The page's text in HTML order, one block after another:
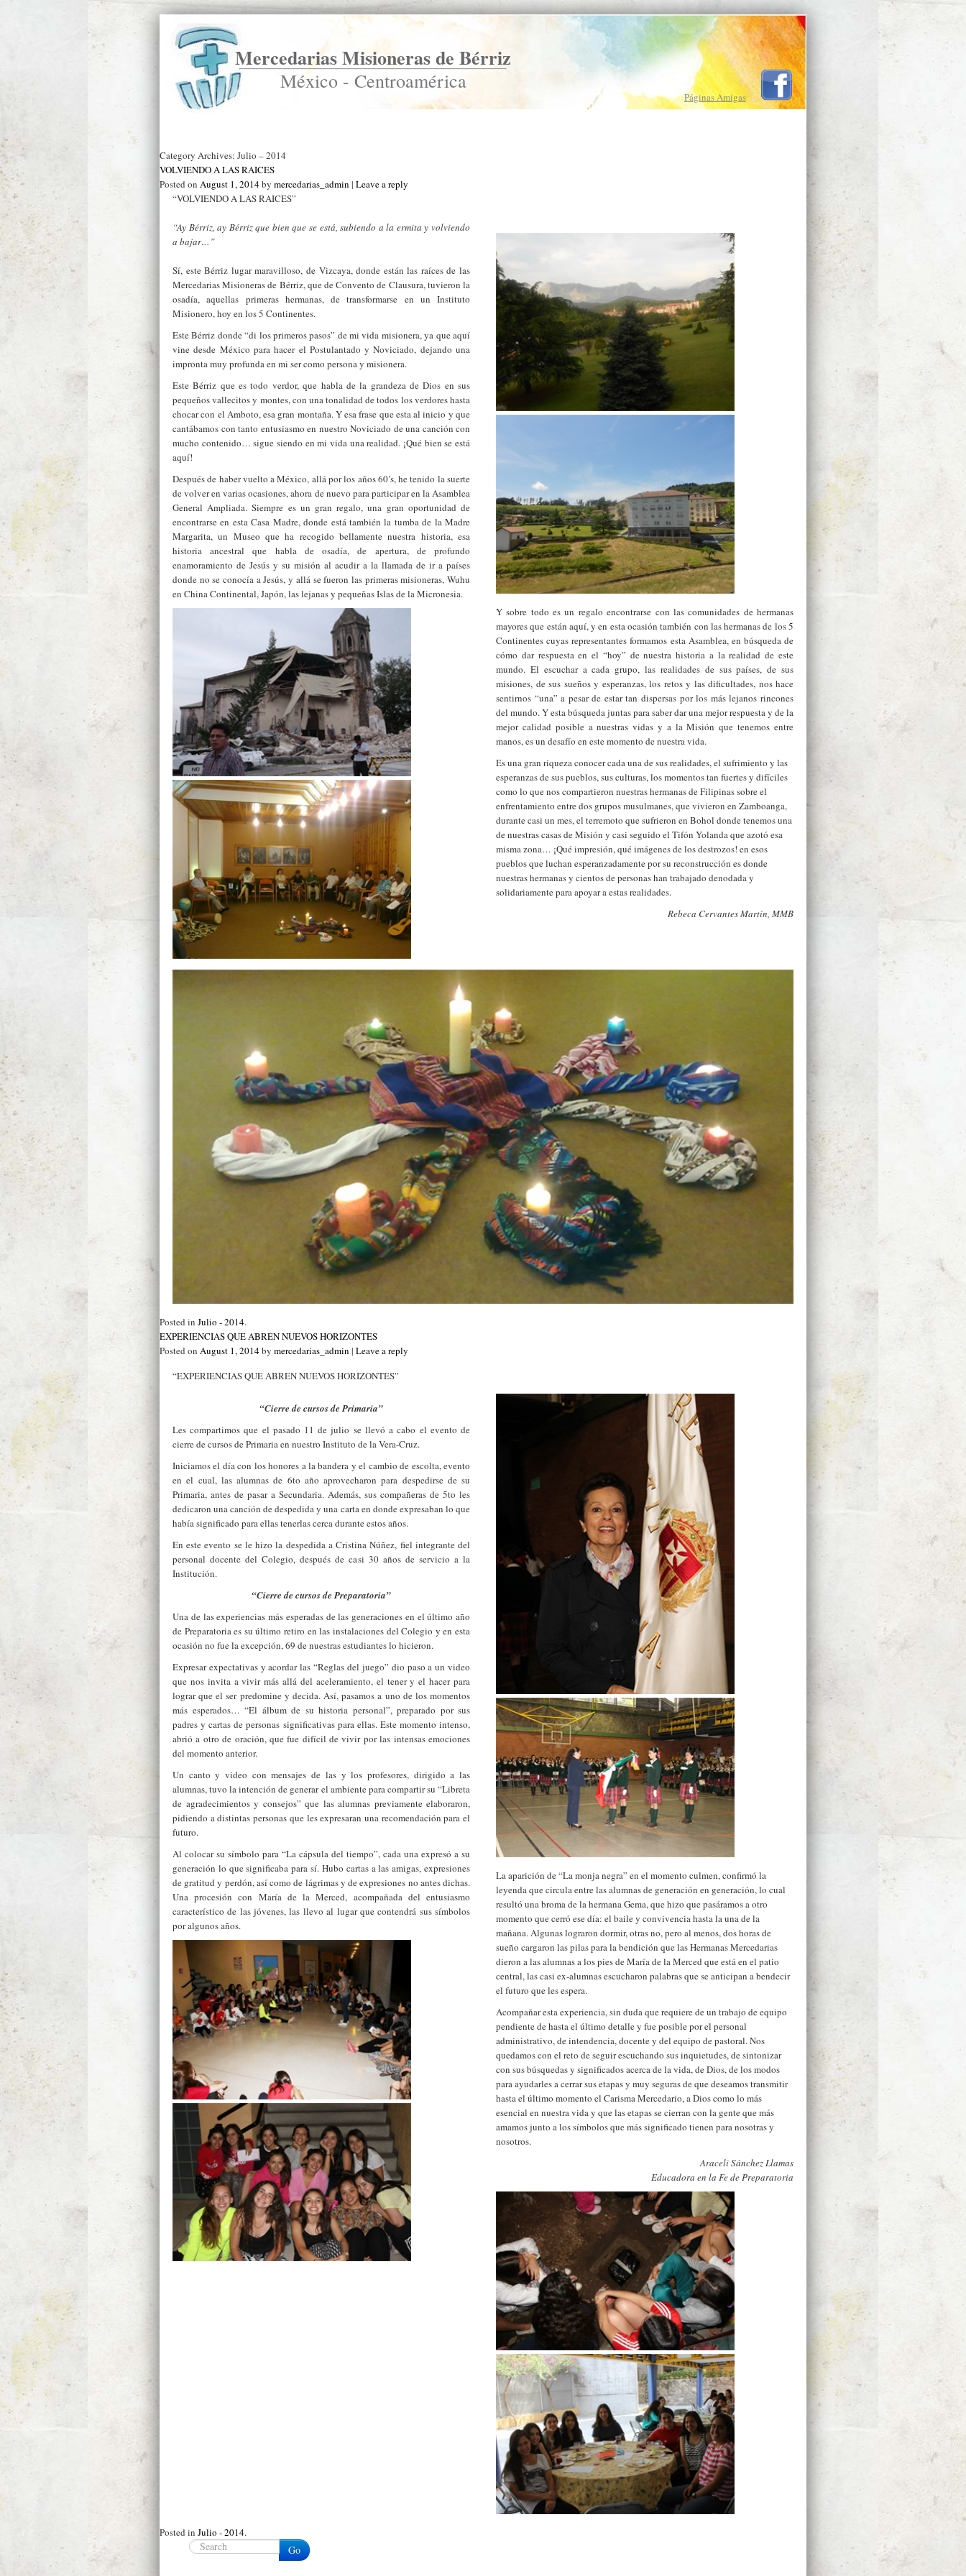
Mercedarias Misioneras de Bérriz
México - Centroamérica
Páginas Amigas
Category Archives: Julio – 2014
VOLVIENDO A LAS RAICES
Posted on August 1, 2014by mercedarias_admin | Leave a reply
“VOLVIENDO A LAS RAICES”
“Ay Bérriz, ay Bérriz que bien que se está, subiendo a la ermita y volviendo
a bajar…”
Sí, este Bérriz lugar maravilloso, de Vizcaya, donde están las raíces de las
Mercedarias Misioneras de Bérriz, que de Convento de Clausura, tuvieron la
osadía, aquellas primeras hermanas, de transformarse en un Instituto
Misionero, hoy en los 5 Continentes.
Este Bérriz donde “di los primeros pasos” de mi vida misionera, ya que aquí
vine desde México para hacer el Postulantado y Noviciado, dejando una
impronta muy profunda en mi ser como persona y misionera.
Este Bérriz que es todo verdor, que habla de la grandeza de Dios en sus
pequeños vallecitos y montes, con una tonalidad de todos los verdores hasta
chocar con el Amboto, esa gran montaña. Y esa frase que esta al inicio y que
cantábamos con tanto entusiasmo en nuestro Noviciado de una canción con
mucho contenido… sigue siendo en mi vida una realidad. ¡Qué bien se está
aquí!
Después de haber vuelto a México, allá por los años 60’s, he tenido la suerte
de volver en varias ocasiones, ahora de nuevo para participar en la Asamblea
General Ampliada. Siempre es un gran regalo, una gran oportunidad de
encontrarse en esta Casa Madre, donde está también la tumba de la Madre
Margarita, un Museo que ha recogido bellamente nuestra historia, esa
historia ancestral que habla de osadía, de apertura, de profundo
enamoramiento de Jesús y su misión al acudir a la llamada de ir a países
donde no se conocía a Jesús, y allá se fueron las primeras misioneras, Wuhu
en China Continental, Japón, las lejanas y pequeñas Islas de la Micronesia.
Y sobre todo es un regalo encontrarse con las comunidades de hermanas
mayores que están aquí, y en esta ocasión también con las hermanas de los 5
Continentes cuyas representantes formamos esta Asamblea, en búsqueda de
cómo dar respuesta en el “hoy” de nuestra historia a la realidad de este
mundo. El escuchar a cada grupo, las realidades de sus países, de sus
misiones, de sus sueños y esperanzas, los retos y las dificultades, nos hace
sentirnos “una” a pesar de estar tan dispersas por los más lejanos rincones
del mundo. Y esta búsqueda juntas para saber dar una mejor respuesta y de la
mejor calidad posible a nuestras vidas y a la Misión que tenemos entre
manos, es un desafío en este momento de nuestra vida.
Es una gran riqueza conocer cada una de sus realidades, el sufrimiento y las
esperanzas de sus pueblos, sus culturas, los momentos tan fuertes y difíciles
como lo que nos compartieron nuestras hermanas de Filipinas sobre el
enfrentamiento entre dos grupos musulmanes, que vivieron en Zamboanga,
durante casi un mes, el terremoto que sufrieron en Bohol donde tenemos una
de nuestras casas de Misión y casi seguido el Tifón Yolanda que azotó esa
misma zona… ¡Qué impresión, qué imágenes de los destrozos! en esos
pueblos que luchan esperanzadamente por su reconstrucción es donde
nuestras hermanas y cientos de personas han trabajado denodada y
solidariamente para apoyar a estas realidades.
Rebeca Cervantes Martín, MMB
Posted in Julio - 2014.
EXPERIENCIAS QUE ABREN NUEVOS HORIZONTES
Posted on August 1, 2014by mercedarias_admin | Leave a reply
“EXPERIENCIAS QUE ABREN NUEVOS HORIZONTES”
“Cierre de cursos de Primaria”
Les compartimos que el pasado 11 de julio se llevó a cabo el evento de
cierre de cursos de Primaria en nuestro Instituto de la Vera-Cruz.
Iniciamos el día con los honores a la bandera y el cambio de escolta, evento
en el cual, las alumnas de 6to año aprovecharon para despedirse de su
Primaria, antes de pasar a Secundaria. Además, sus compañeras de 5to les
dedicaron una canción de despedida y una carta en donde expresaban lo que
había significado para ellas tenerlas cerca durante estos años.
En este evento se le hizo la despedida a Cristina Núñez, fiel integrante del
personal docente del Colegio, después de casi 30 años de servicio a la
Institución.
“Cierre de cursos de Preparatoria”
Una de las experiencias más esperadas de las generaciones en el último año
de Preparatoria es su último retiro en las instalaciones del Colegio y en esta
ocasión no fue la excepción, 69 de nuestras estudiantes lo hicieron.
Expresar expectativas y acordar las “Reglas del juego” dio paso a un video
que nos invita a vivir más allá del aceleramiento, el tener y el hacer para
lograr que el ser predomine y decida. Así, pasamos a uno de los momentos
más esperados… “El álbum de su historia personal”, preparado por sus
padres y cartas de personas significativas para ellas. Este momento intenso,
abrió a otro de oración, que fue difícil de vivir por las intensas emociones
del momento anterior.
Un canto y video con mensajes de las y los profesores, dirigido a las
alumnas, tuvo la intención de generar el ambiente para compartir su “Libreta
de agradecimientos y consejos” que las alumnas previamente elaboraron,
pidiendo a distintas personas que les expresaran una recomendación para el
futuro.
Al colocar su símbolo para “La cápsula del tiempo”, cada una expresó a su
generación lo que significaba para sí. Hubo cartas a las amigas, expresiones
de gratitud y perdón, así como de lágrimas y de expresiones no antes dichas.
Una procesión con María de la Merced, acompañada del entusiasmo
característico de las jóvenes, las llevo al lugar que contendrá sus símbolos
por algunos años.
La aparición de “La monja negra” en el momento culmen, confirmó la
leyenda que circula entre las alumnas de generación en generación, lo cual
resultó una broma de la hermana Gema, que hizo que pasáramos a otro
momento que cerró ese día: el baile y convivencia hasta la una de la
mañana. Algunas lograron dormir, otras no, pero al menos, dos horas de
sueño cargaron las pilas para la bendición que las Hermanas Mercedarias
dieron a las alumnas a los pies de María de la Merced que está en el patio
central, las casi ex-alumnas escucharon palabras que se anticipan a bendecir
el futuro que les espera.
Acompañar esta experiencia, sin duda que requiere de un trabajo de equipo
pendiente de hasta el último detalle y fue posible por el personal
administrativo, de intendencia, docente y del equipo de pastoral. Nos
quedamos con el reto de seguir escuchando sus inquietudes, de sintonizar
con sus búsquedas y significados acerca de la vida, de Dios, de los modos
para ayudarles a cerrar sus etapas y muy seguras de que deseamos transmitir
hasta el último momento el Carisma Mercedario, a Dios como lo más
esencial en nuestra vida y que las etapas se cierran con la gente que más
amamos junto a los símbolos que más significado tienen para nosotras y
nosotros.
Araceli Sánchez Llamas
Educadora en la Fe de Preparatoria
Posted in Julio - 2014.
Go